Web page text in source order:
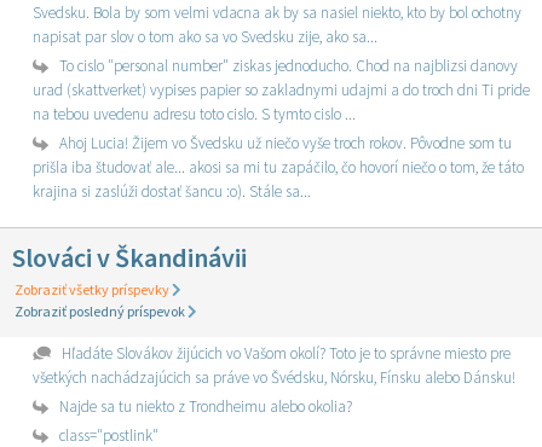
Svedsku. Bola by som velmi vdacna ak by sa nasiel niekto, kto by bol ochotny
napisat par slov o tom ako sa vo Svedsku zije, ako sa...
To cislo "personal number" ziskas jednoducho. Chod na najblizsi danovy
urad (skattverket) vypises papier so zakladnymi udajmi a do troch dni Ti pride
na tebou uvedenu adresu toto cislo. S tymto cislo ...
Ahoj Lucia! Žijem vo Švedsku už niečo vyše troch rokov. Pôvodne som tu
prišla iba študovať ale... akosi sa mi tu zapáčilo, čo hovorí niečo o tom, že táto
krajina si zaslúži dostať šancu :o). Stále sa...
Slováci v Škandinávii
Zobraziť všetky príspevky
Zobraziť posledný príspevok
Hľadáte Slovákov žijúcich vo Vašom okolí? Toto je to správne miesto pre
všetkých nachádzajúcich sa práve vo Švédsku, Nórsku, Fínsku alebo Dánsku!
Najde sa tu niekto z Trondheimu alebo okolia?
class="postlink"